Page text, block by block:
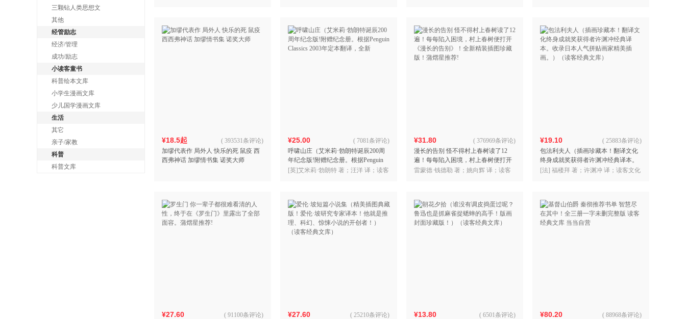
家用电器
三颗钻人类思想文
其他
经管励志
经济/管理
成功/励志
小读客童书
科普绘本文库
小学生漫画文库
少儿国学漫画文库
生活
其它
亲子/家教
科普
科普文库
¥18.5起
加缪代表作 局外人 快乐的死 鼠疫 西
西弗神话 加缪情书集 诺奖大师
( 393531条评论) ¥25.00
呼啸山庄（艾米莉·勃朗特诞辰200周
年纪念版!附赠纪念册。根据Penguin
Classics 2003年定本翻译，全新
( 7081条评论)
[英]艾米莉·勃朗特 著；汪洋 译；读客
¥31.80
漫长的告别 怪不得村上春树读了12
遍！每每陷入困境，村上春树便打开
《漫长的告别》！全新精装插图珍藏
( 376969条评论)
雷蒙德·钱德勒 著；姚向辉 译；读客
¥19.10
包法利夫人（插画珍藏本！翻译文化
终身成就奖获得者许渊冲经典译本。
收录日本人气拼贴画家精美插画。）
( 25883条评论)
[法] 福楼拜 著；许渊冲 译；读客文化
¥27.60 ( 91100条评论) ¥27.60 ( 25210条评论) ¥13.80 ( 6501条评论) ¥80.20 ( 88968条评论)